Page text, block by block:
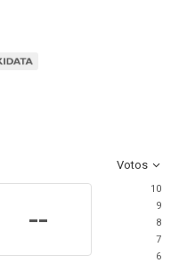
Votos
--
10
9
8
7
6